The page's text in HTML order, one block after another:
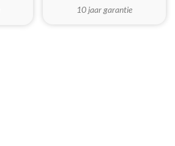
10 jaar garantie